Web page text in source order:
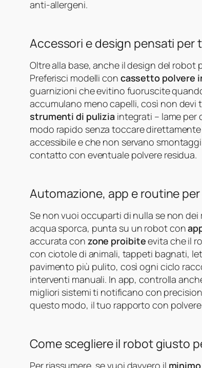
anti-allergeni.
Accessori e design pensati per
Oltre alla base, anche il design del robot
Preferisci modelli con cassetto polvere
guarnizioni che evitino fuoruscite
accumulano meno capelli, così non
strumenti di pulizia integrati – lame per
modo rapido senza toccare
accessibile e che non servano
contatto con eventuale polvere residua.
Automazione, app e routine
Se non vuoi occuparti di nulla se non
acqua sporca, punta su un robot con
accurata con zone proibiteevita che il
con ciotole di animali, tappeti bagnati,
pavimento più pulito, così ogni ciclo
interventi manuali. In app, controlla
migliori sistemi ti notificano con
questo modo, il tuo rapporto con
Come scegliere il robot giusto
Per riassumere, se vuoi davvero il